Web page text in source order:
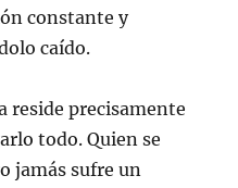
constante y
caído.
reside precisamente
todo. Quien se
jamás sufre un